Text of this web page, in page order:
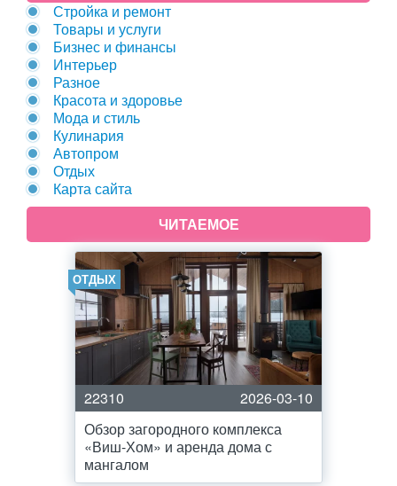
Стройка и ремонт
Товары и услуги
Бизнес и финансы
Интерьер
Разное
Красота и здоровье
Мода и стиль
Кулинария
Автопром
Отдых
Карта сайта
ЧИТАЕМОЕ
ОТДЫХ
22310
2026-03-10
Обзор загородного комплекса
«Виш-Хом» и аренда дома с
мангалом